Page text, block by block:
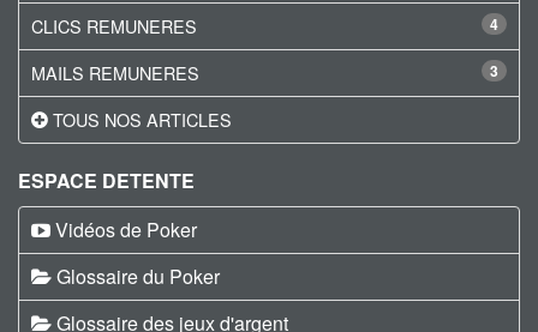
4
CLICS REMUNERES
3
MAILS REMUNERES
TOUS NOS ARTICLES
ESPACE DETENTE
Vidéos de Poker
Glossaire du Poker
Glossaire des jeux d'argent